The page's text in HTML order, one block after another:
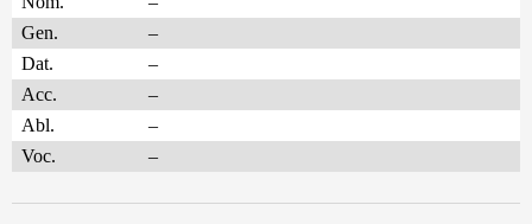
Gen.
–
Dat.
–
Acc.
–
Abl.
–
Voc.
–